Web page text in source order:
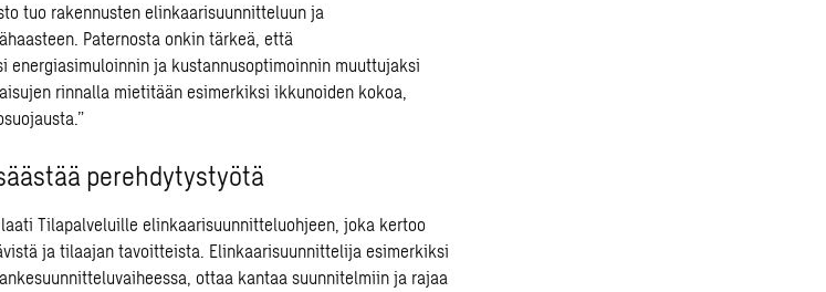
tuo rakennusten elinkaarisuunnitteluun ja
Paternosta onkin tärkeä, että
energiasimuloinnin ja kustannusoptimoinnin muuttujaksi
rinnalla mietitään esimerkiksi ikkunoiden kokoa,
perehdytystyötä
Tilapalveluille elinkaarisuunnitteluohjeen, joka kertoo
ja tilaajan tavoitteista. Elinkaarisuunnittelija esimerkiksi
ottaa kantaa suunnitelmiin ja rajaa